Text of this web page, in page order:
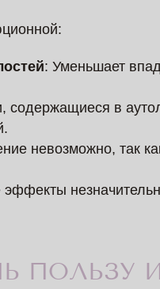
: Уменьшает
содержащиеся в
невозможно, так
ПОЛЬЗУ